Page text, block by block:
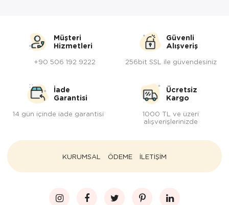
Müşteri
Hizmetleri
+90 506 192 9222
Güvenli
Alışveriş
256bit SSL ile güvendesiniz
İade
Garantisi
14 gün içinde iade garantisi
Ücretsiz
Kargo
1000 TL ve üzeri
alışverişlerinizde
KURUMSAL ÖDEME İLETİŞİM